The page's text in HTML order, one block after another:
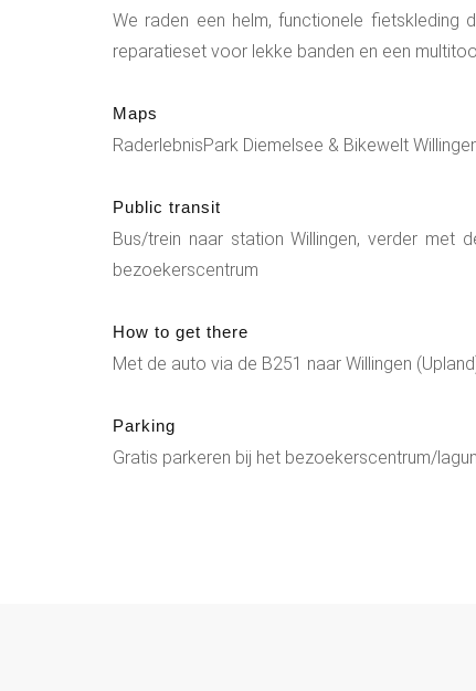
We raden een helm, functionele
reparatieset voor lekke banden en een
Maps
RaderlebnisPark Diemelsee & Bikewelt
Public transit
Bus/trein naar station Willingen, verder
bezoekerscentrum
How to get there
Met de auto via de B251 naar Willingen
Parking
Gratis parkeren bij het bezoekerscentrum/